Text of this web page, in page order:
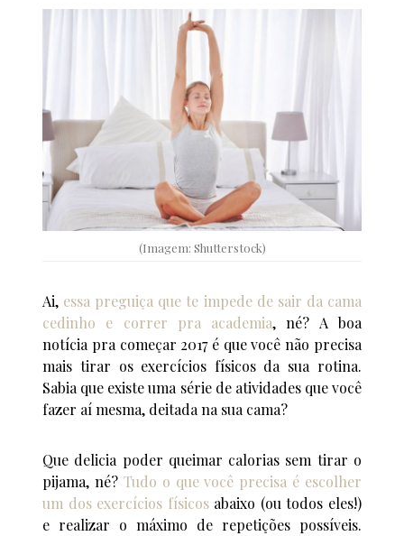
(Imagem: Shutterstock)
Ai, essa preguiça que te impede de sair da cama
cedinho e correr pra academia, né? A boa
notícia pra começar 2017 é que você não precisa
mais tirar os exercícios físicos da sua rotina.
Sabia que existe uma série de atividades que você
fazer aí mesma, deitada na sua cama?
Que delicia poder queimar calorias sem tirar o
pijama, né? Tudo o que você precisa é escolher
um dos exercícios físicosabaixo (ou todos eles!)
e realizar o máximo de repetições possíveis.